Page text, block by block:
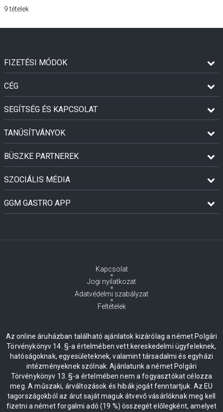
9 tételek
FIZETÉSI MÓDOK
CÉG
SEGÍTSÉG ÉS KAPCSOLAT
TANÚSÍTVÁNYOK
BÜSZKE PARTNEREK
SZOCIÁLIS MÉDIA
GGM GASTRO APP
Kapcsolat
Jogi nyilatkozat
Adatvédelmi szabályzat
Feltételek
Az online áruházban található ajánlatok kizárólag a német Polgári
Törvénykönyv 14. §-a értelmében vett kereskedelmi ügyfeleknek,
hatóságoknak, egyesületeknek, valamint társadalmi és egyházi
intézményeknek szólnak. Ajánlatunk a német Polgári
Törvénykönyv 13. §-a értelmében nem a fogyasztókat célozza
meg. A műszaki, árváltozások és hibák jogát fenntartjuk. Az EU
tagországokból az árut saját maguk átvevő vásárlóknak meg kell
fizetni a német forgalmi adó (19 %) összegét előlegként, amelyet